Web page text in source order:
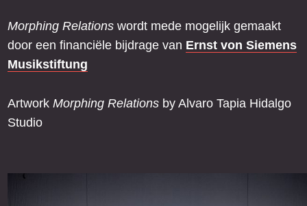
Morphing Relations wordt mede mogelijk gemaakt
door een financiële bijdrage van Ernst von Siemens
Musikstiftung
Artwork Morphing Relations by Alvaro Tapia Hidalgo
Studio